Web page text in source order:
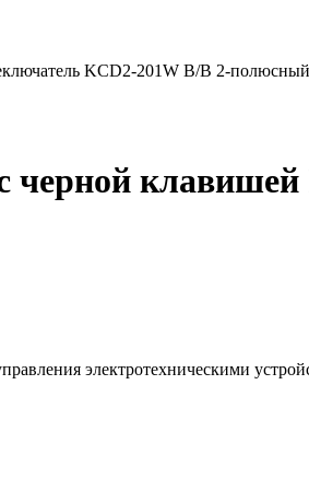
KCD2-201W B/B 2-
черной
электротехническими